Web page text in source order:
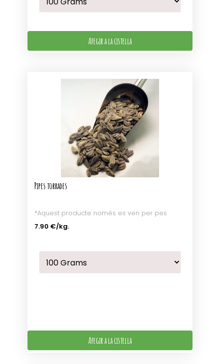
Afegir a la cistella
Pipes torrades
*Aquest producte només es ven per pes
7.90 €/kg.
Afegir a la cistella